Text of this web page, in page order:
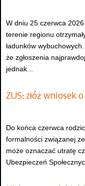
W dniu 25 czerwca
terenie regionu
ładunków
że zgłoszenia
jednak...
ZUS: złóż wniosek
Do końca czerwca
formalności związanej
może oznaczać utratę
Ubezpieczeń